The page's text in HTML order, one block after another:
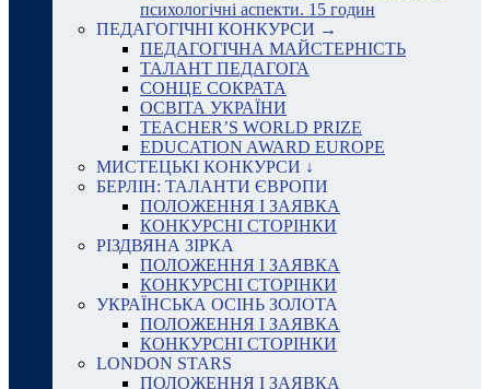
психологічні аспекти. 15 годин
ПЕДАГОГІЧНІ КОНКУРСИ →
ПЕДАГОГІЧНА МАЙСТЕРНІСТЬ
ТАЛАНТ ПЕДАГОГА
СОНЦЕ СОКРАТА
ОСВІТА УКРАЇНИ
TEACHER’S WORLD PRIZE
EDUCATION AWARD EUROPE
МИСТЕЦЬКІ КОНКУРСИ ↓
БЕРЛІН: ТАЛАНТИ ЄВРОПИ
ПОЛОЖЕННЯ І ЗАЯВКА
КОНКУРСНІ СТОРІНКИ
РІЗДВЯНА ЗІРКА
ПОЛОЖЕННЯ І ЗАЯВКА
КОНКУРСНІ СТОРІНКИ
УКРАЇНСЬКА ОСІНЬ ЗОЛОТА
ПОЛОЖЕННЯ І ЗАЯВКА
КОНКУРСНІ СТОРІНКИ
LONDON STARS
ПОЛОЖЕННЯ І ЗАЯВКА